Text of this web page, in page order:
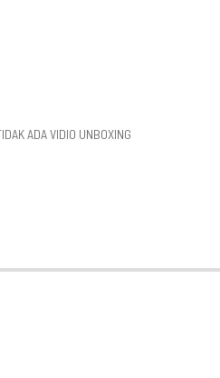
ADA VIDIO UNBOXING